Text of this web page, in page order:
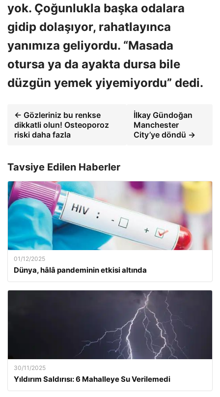
yok. Çoğunlukla başka odalara
gidip dolaşıyor, rahatlayınca
yanımıza geliyordu. “Masada
otursa ya da ayakta dursa bile
düzgün yemek yiyemiyordu” dedi.
← Gözleriniz bu renkse
dikkatli olun! Osteoporoz
riski daha fazla
İlkay Gündoğan
Manchester
City’ye döndü →
Tavsiye Edilen Haberler
01/12/2025
Dünya, hâlâ pandeminin etkisi altında
30/11/2025
Yıldırım Saldırısı: 6 Mahalleye Su Verilemedi